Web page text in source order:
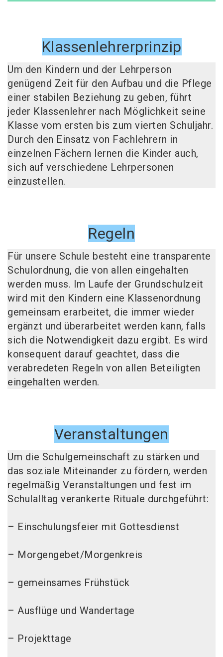
Klassenlehrerprinzip
Um den Kindern und der Lehrperson
genügend Zeit für den Aufbau und die Pflege
einer stabilen Beziehung zu geben, führt
jeder Klassenlehrer nach Möglichkeit seine
Klasse vom ersten bis zum vierten Schuljahr.
Durch den Einsatz von Fachlehrern in
einzelnen Fächern lernen die Kinder auch,
sich auf verschiedene Lehrpersonen
einzustellen.
Regeln
Für unsere Schule besteht eine transparente
Schulordnung, die von allen eingehalten
werden muss. Im Laufe der Grundschulzeit
wird mit den Kindern eine Klassenordnung
gemeinsam erarbeitet, die immer wieder
ergänzt und überarbeitet werden kann, falls
sich die Notwendigkeit dazu ergibt. Es wird
konsequent darauf geachtet, dass die
verabredeten Regeln von allen Beteiligten
eingehalten werden.
Veranstaltungen
Um die Schulgemeinschaft zu stärken und
das soziale Miteinander zu fördern, werden
regelmäßig Veranstaltungen und fest im
Schulalltag verankerte Rituale durchgeführt:
– Einschulungsfeier mit Gottesdienst
– Morgengebet/Morgenkreis
– gemeinsames Frühstück
– Ausflüge und Wandertage
– Projekttage